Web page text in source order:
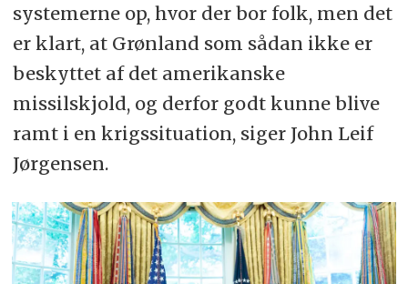
systemerne op, hvor der bor folk, men det
er klart, at Grønland som sådan ikke er
beskyttet af det amerikanske
missilskjold, og derfor godt kunne blive
ramt i en krigssituation, siger John Leif
Jørgensen.